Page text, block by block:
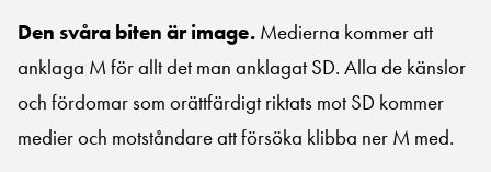
Den svåra biten är image. Medierna kommer att
anklaga M för allt det man anklagat SD. Alla de känslor
och fördomar som orättfärdigt riktats mot SD kommer
medier och motståndare att försöka klibba ner M med.